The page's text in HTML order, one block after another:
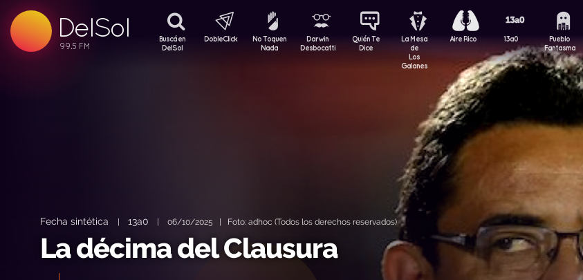
DelSol
99.5 FM
Buscá en
DelSol
DobleClick
No Toquen
Nada
Darwin
Desbocatti
Quién Te
Dice
La Mesa
de
Los
Galanes
Aire Rico 13a0
Pueblo
Fantasma
Fecha sintética | 13a0 | 06/10/2025 | Foto: adhoc (Todos los derechos reservados)
La décima del Clausura